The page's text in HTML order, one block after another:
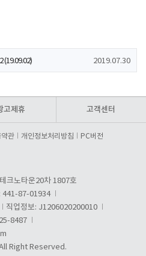
(19.09.02) 2019.07.30
고제휴 고객센터
관 개인정보처리방침 PC버전
크노타운20차 1807호
441-87-01934
직업정보: J1206020200010
8487
Right Reserved.